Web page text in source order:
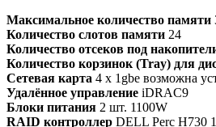
Максимальное количество памяти
Количество слотов памяти 24
Количество отсеков под
Количество корзинок (Tray) для
Сетевая карта 4 x 1gbe возможна
Удалённое управление iDRAC9
Блоки питания 2 шт. 1100W
RAID контроллер DELL Perc H730